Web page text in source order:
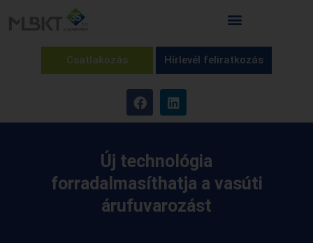
Csatlakozás Hírlevél feliratkozás
Új technológia
forradalmasíthatja a vasúti
árufuvarozást